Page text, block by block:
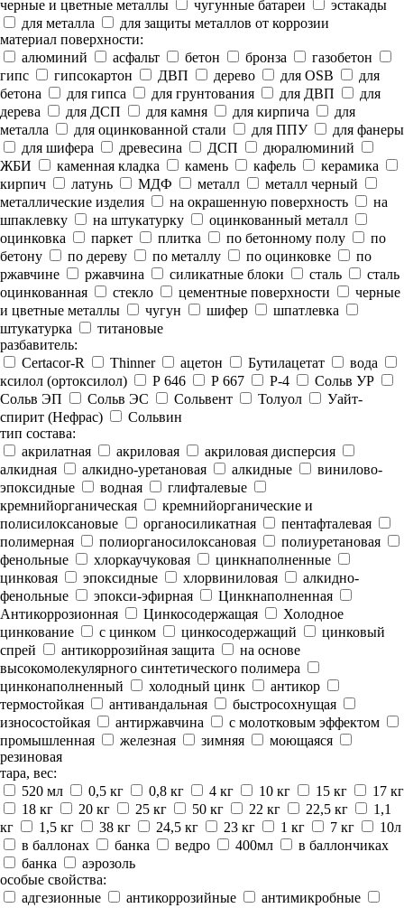
черные и цветные металлы
чугунные батареи
эстакады
для металла
для защиты металлов от коррозии
материал поверхности:
алюминий
асфальт бетон бронза
газобетон
гипс
гипсокартон ДВП дерево для OSB
для
бетона
для гипса для грунтования для ДВП
для
дерева
для ДСП для камня для кирпича
для
металла
для оцинкованной стали для ППУ
для фанеры
для шифера
древесина ДСП
дюралюминий
ЖБИ
каменная кладка камень кафель
керамика
кирпич
латунь МДФ металл
металл черный
металлические изделия
на окрашенную поверхность
на
шпаклевку
на штукатурку
оцинкованный металл
оцинковка
паркет плитка по бетонному полу
по
бетону
по дереву по металлу по оцинковке
по
ржавчине
ржавчина силикатные блоки сталь
сталь
оцинкованная
стекло цементные поверхности
черные
и цветные металлы
чугун шифер
шпатлевка
штукатурка
титановые
разбавитель:
Certacor-R
Thinner ацетон Бутилацетат
вода
ксилол (ортоксилол)
Р 646 Р 667 Р-4
Сольв УР
Сольв ЭП
Сольв ЭС Сольвент Толуол
Уайт-
спирит (Нефрас)
Сольвин
тип состава:
акрилатная
акриловая
акриловая дисперсия
алкидная
алкидно-уретановая алкидные
винилово-
эпоксидные
водная
глифталевые
кремнийорганическая
кремнийорганические и
полисилоксановые
органосиликатная
пентафталевая
полимерная
полиорганосилоксановая
полиуретановая
фенольные
хлоркаучуковая
цинкнаполненные
цинковая
эпоксидные хлорвиниловая
алкидно-
фенольные
эпокси-эфирная
Цинкнаполненная
Антикоррозионная
Цинкосодержащая
Холодное
цинкование
с цинком цинкосодержащий
цинковый
спрей
антикоррозийная защита
на основе
высокомолекулярного синтетического полимера
цинконаполненный
холодный цинк
антикор
термостойкая
антивандальная
быстросохнущая
износостойкая
антиржавчина
с молотковым эффектом
промышленная
железная зимняя
моющаяся
резиновая
тара, вес:
520 мл
0,5 кг 0,8 кг 4 кг 10 кг 15 кг
17 кг
18 кг
20 кг 25 кг 50 кг 22 кг 22,5 кг
1,1
кг
1,5 кг 38 кг 24,5 кг 23 кг 1 кг 7 кг
10л
в баллонах
банка ведро 400мл
в баллончиках
банка
аэрозоль
особые свойства:
адгезионные
антикоррозийные
антимикробные